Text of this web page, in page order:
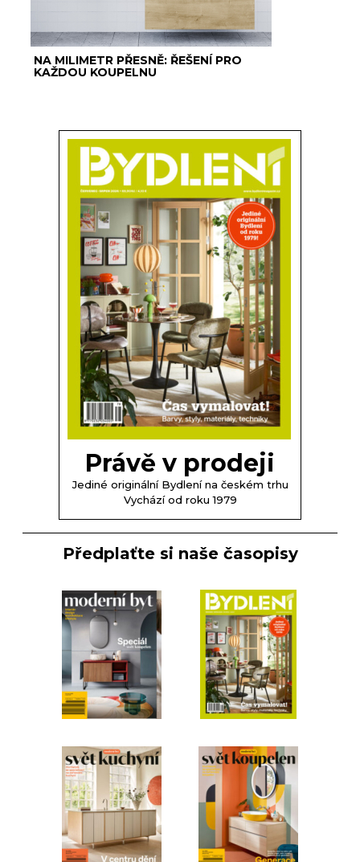
NA MILIMETR PŘESNĚ: ŘEŠENÍ PRO
KAŽDOU KOUPELNU
Právě v prodeji
Jediné originální Bydlení na českém trhu
Vychází od roku 1979
Předplaťte si naše časopisy